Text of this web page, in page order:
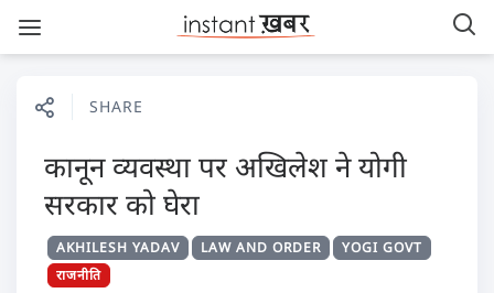
SHARE
कानून व्यवस्था पर अखिलेश ने योगी
सरकार को घेरा
AKHILESH YADAV LAW AND ORDER
YOGI GOVT
राजनीति